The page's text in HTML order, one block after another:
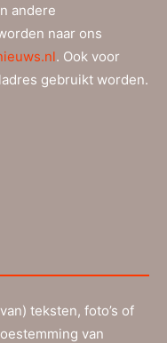
andere
naar ons
. Ook voor
gebruikt worden.
teksten, foto’s of
van